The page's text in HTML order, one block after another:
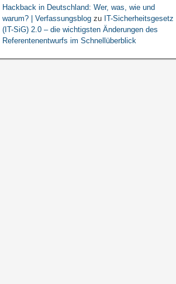
Hackback in Deutschland: Wer, was, wie und
warum? | Verfassungsblogzu IT-Sicherheitsgesetz
(IT-SiG) 2.0 – die wichtigsten Änderungen des
Referentenentwurfs im Schnellüberblick